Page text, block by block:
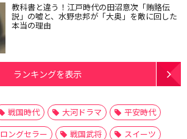
教科書と違う！江戸時代の田沼意次「賄賂伝
説」の嘘と、水野忠邦が「大奥」を敵に回した
本当の理由
ランキングを表示
戦国時代 大河ドラマ
平安時代
ロングセラー 戦国武将
スイーツ